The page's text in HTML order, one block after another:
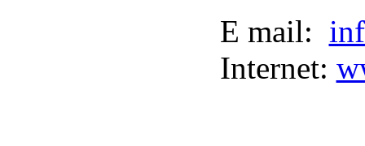
E mail:
Internet: